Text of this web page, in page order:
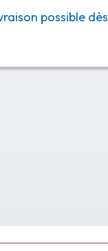
possible dès